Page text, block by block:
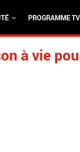
PROGRAMME TV
à vie